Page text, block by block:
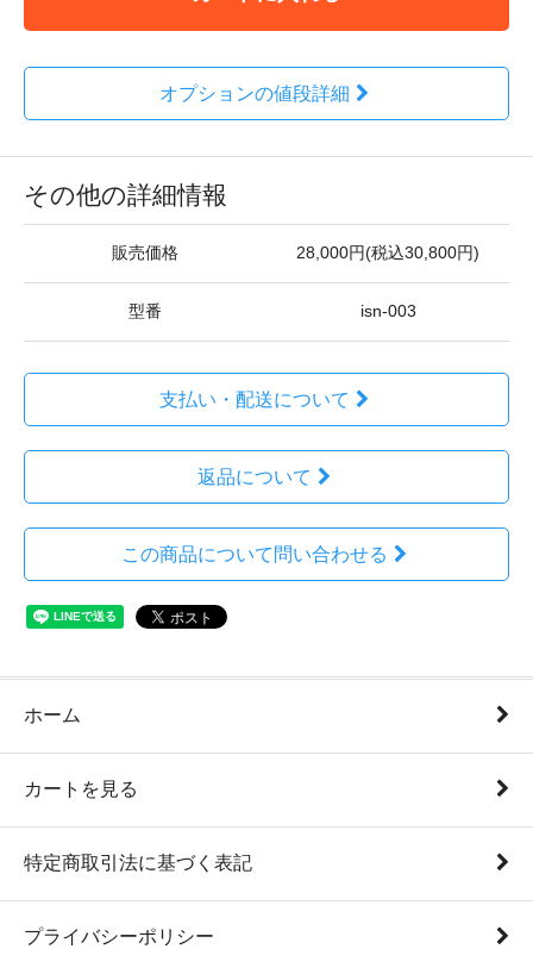
オプションの値段詳細
その他の詳細情報
販売価格 28,000円(税込30,800円)
型番 isn-003
支払い・配送について
返品について
この商品について問い合わせる
ホーム
カートを見る
特定商取引法に基づく表記
プライバシーポリシー